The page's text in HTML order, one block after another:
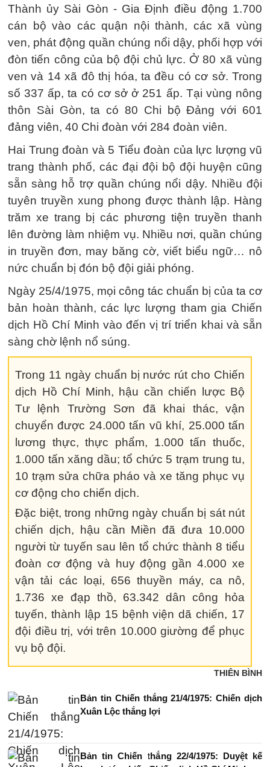
Thành ủy Sài Gòn - Gia Định điều động 1.700
cán bộ vào các quận nội thành, các xã vùng
ven, phát động quần chúng nổi dậy, phối hợp với
đòn tiến công của bộ đội chủ lực. Ở 80 xã vùng
ven và 14 xã đô thị hóa, ta đều có cơ sở. Trong
số 337 ấp, ta có cơ sở ở 251 ấp. Tại vùng nông
thôn Sài Gòn, ta có 80 Chi bộ Đảng với 601
đảng viên, 40 Chi đoàn với 284 đoàn viên.
Hai Trung đoàn và 5 Tiểu đoàn của lực lượng vũ
trang thành phố, các đại đội bộ đội huyện cũng
sẵn sàng hỗ trợ quần chúng nổi dậy. Nhiều đội
tuyên truyền xung phong được thành lập. Hàng
trăm xe trang bị các phương tiện truyền thanh
lên đường làm nhiệm vụ. Nhiều nơi, quần chúng
in truyền đơn, may băng cờ, viết biểu ngữ… nô
nức chuẩn bị đón bộ đội giải phóng.
Ngày 25/4/1975, mọi công tác chuẩn bị của ta cơ
bản hoàn thành, các lực lượng tham gia Chiến
dịch Hồ Chí Minh vào đến vị trí triển khai và sẵn
sàng chờ lệnh nổ súng.
Trong 11 ngày chuẩn bị nước rút cho Chiến
dịch Hồ Chí Minh, hậu cần chiến lược Bộ
Tư lệnh Trường Sơn đã khai thác, vận
chuyển được 24.000 tấn vũ khí, 25.000 tấn
lương thực, thực phẩm, 1.000 tấn thuốc,
1.000 tấn xăng dầu; tổ chức 5 trạm trung tu,
10 trạm sửa chữa pháo và xe tăng phục vụ
cơ động cho chiến dịch.
Đặc biệt, trong những ngày chuẩn bị sát nút
chiến dịch, hậu cần Miền đã đưa 10.000
người từ tuyến sau lên tổ chức thành 8 tiểu
đoàn cơ động và huy động gần 4.000 xe
vận tải các loại, 656 thuyền máy, ca nô,
1.736 xe đạp thồ, 63.342 dân công hỏa
tuyến, thành lập 15 bệnh viện dã chiến, 17
đội điều trị, với trên 10.000 giường để phục
vụ bộ đội.
THIÊN BÌNH
Bản tin Chiến thắng 21/4/1975: Chiến dịch
Xuân Lộc thắng lợi
Bản tin Chiến thắng 22/4/1975: Duyệt kế